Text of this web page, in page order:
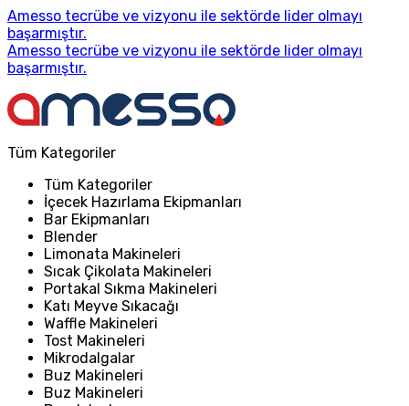
Amesso tecrübe ve vizyonu ile sektörde lider olmayı
başarmıştır.
Amesso tecrübe ve vizyonu ile sektörde lider olmayı
başarmıştır.
Tüm Kategoriler
Tüm Kategoriler
İçecek Hazırlama Ekipmanları
Bar Ekipmanları
Blender
Limonata Makineleri
Sıcak Çikolata Makineleri
Portakal Sıkma Makineleri
Katı Meyve Sıkacağı
Waffle Makineleri
Tost Makineleri
Mikrodalgalar
Buz Makineleri
Buz Makineleri